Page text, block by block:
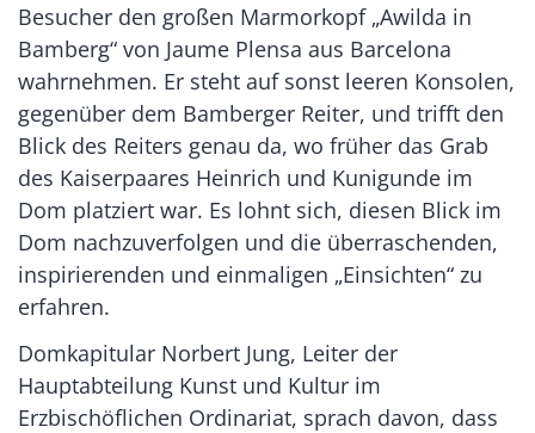
Besucher den großen Marmorkopf „Awilda in
Bamberg“ von Jaume Plensa aus Barcelona
wahrnehmen. Er steht auf sonst leeren Konsolen,
gegenüber dem Bamberger Reiter, und trifft den
Blick des Reiters genau da, wo früher das Grab
des Kaiserpaares Heinrich und Kunigunde im
Dom platziert war. Es lohnt sich, diesen Blick im
Dom nachzuverfolgen und die überraschenden,
inspirierenden und einmaligen „Einsichten“ zu
erfahren.
Domkapitular Norbert Jung, Leiter der
Hauptabteilung Kunst und Kultur im
Erzbischöflichen Ordinariat, sprach davon, dass